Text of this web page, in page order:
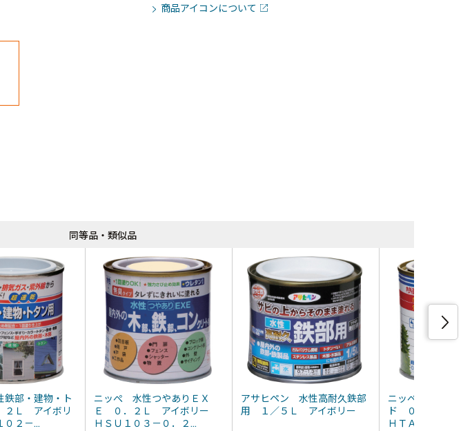
商品アイコンについて
部・建物・ト
２Ｌ アイボリ
２－...
ニッぺ 水性つやありＥＸ
Ｅ ０．２Ｌ アイボリー
ＨＳＵ１０３－０．２...
アサヒペン 水性高耐久鉄部
用 １／５Ｌ アイボリー
ニッぺ 水性フレ
ド ０．２Ｌ ア
ＨＴＡ１０１－０
同等品・類似品